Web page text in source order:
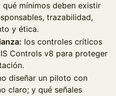
qué mínimos deben existir
trazabilidad,
y ética.
los controles críticos
Controls v8 para proteger
diseñar un piloto con
claro; y qué señales